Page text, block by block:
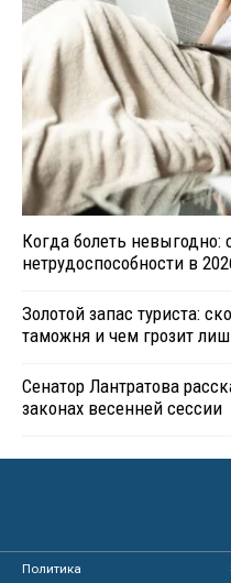
Когда болеть невыгодно:
нетрудоспособности в
Золотой запас туриста:
таможня и чем грозит
Сенатор Лантратова
законах весенней сессии
Политика